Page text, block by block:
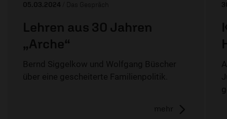
05.03.2024 / Das Gespräch
Lehren aus 30 Jahren
„Arche“
Bernd Siggelkow und Wolfgang Büscher
über eine gescheiterte Familienpolitik.
mehr